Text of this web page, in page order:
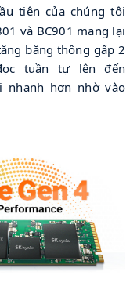
tiên của chúng tôi
và BC901 mang lại
băng thông gấp 2
tuần tự lên đến
nhanh hơn nhờ vào